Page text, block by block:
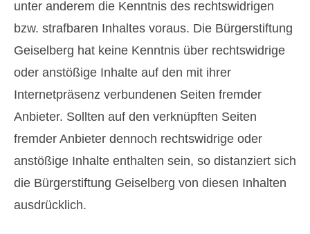
unter anderem die Kenntnis des rechtswidrigen
bzw. strafbaren Inhaltes voraus. Die Bürgerstiftung
Geiselberg hat keine Kenntnis über rechtswidrige
oder anstößige Inhalte auf den mit ihrer
Internetpräsenz verbundenen Seiten fremder
Anbieter. Sollten auf den verknüpften Seiten
fremder Anbieter dennoch rechtswidrige oder
anstößige Inhalte enthalten sein, so distanziert sich
die Bürgerstiftung Geiselberg von diesen Inhalten
ausdrücklich.